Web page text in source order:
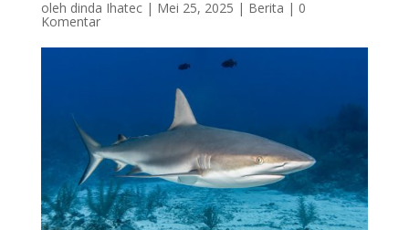
oleh dinda Ihatec| Mei 25, 2025 | Berita | 0
Komentar